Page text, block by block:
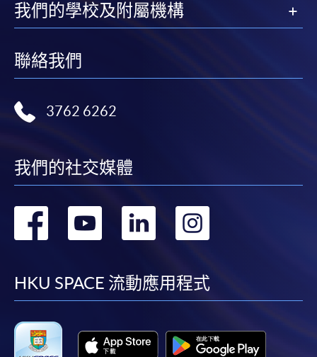
我們的學校及附屬機構
聯絡我們
3762 6262
我們的社交媒體
轉
facebook
轉
youtube
轉
linkedin
HKU SPACE 流動應用程式